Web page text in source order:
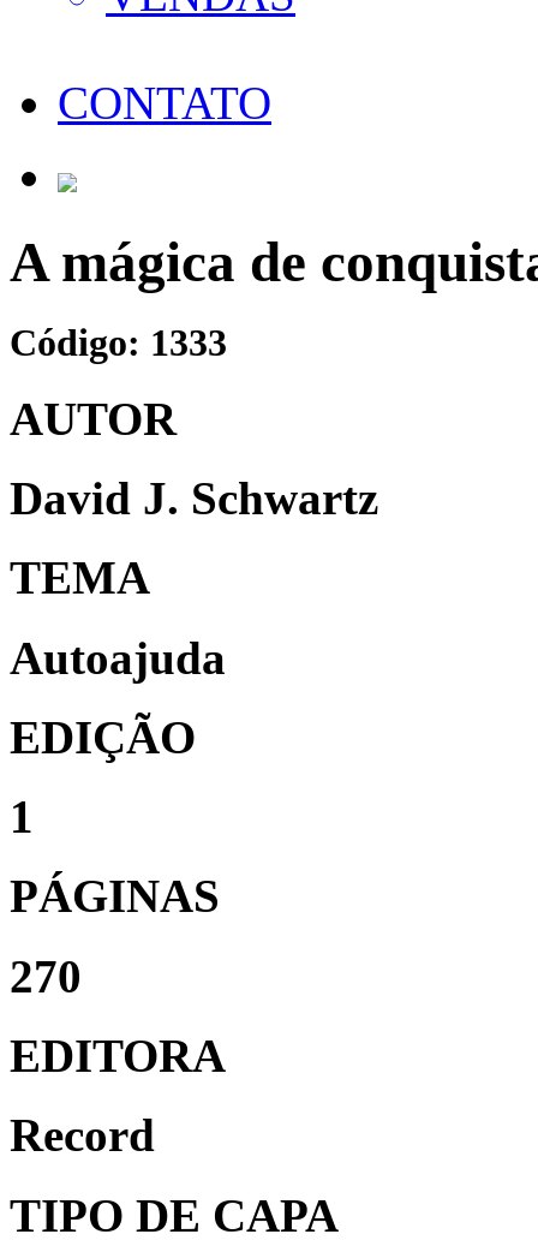
CONTATO
A mágica de
Código: 1333
AUTOR
David J. Schwartz
TEMA
Autoajuda
EDIÇÃO
1
PÁGINAS
270
EDITORA
Record
TIPO DE CAPA